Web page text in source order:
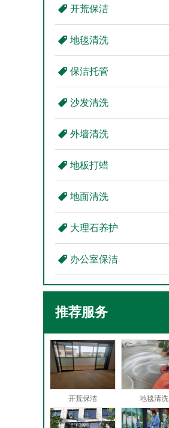
开荒保洁
地毯清洗
保洁托管
沙发清洗
外墙清洗
地板打蜡
地面清洗
大理石养护
办公室保洁
推荐服务
开荒保洁 地毯清洗